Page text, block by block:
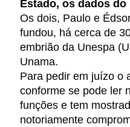
Estado, os dados
Os dois, Paulo e
fundou, há cerca de
embrião da Unespa
Unama.
Para pedir em juízo o
conforme se pode ler
funções e tem
notoriamente